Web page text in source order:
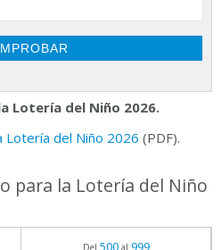
Lotería del Niño 2026.
Lotería del Niño 2026 (PDF).
para la Lotería del Niño
Del 500al 999